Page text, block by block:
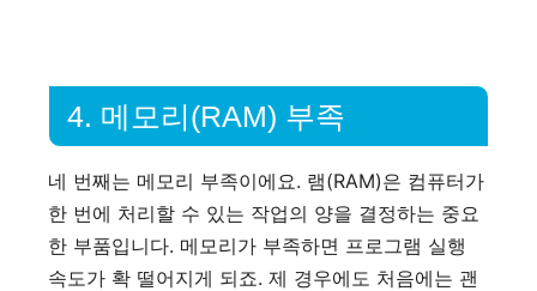
4. 메모리(RAM) 부족
네 번째는 메모리 부족이에요. 램(RAM)은 컴퓨터가
한 번에 처리할 수 있는 작업의 양을 결정하는 중요
한 부품입니다. 메모리가 부족하면 프로그램 실행
속도가 확 떨어지게 되죠. 제 경우에도 처음에는 괜